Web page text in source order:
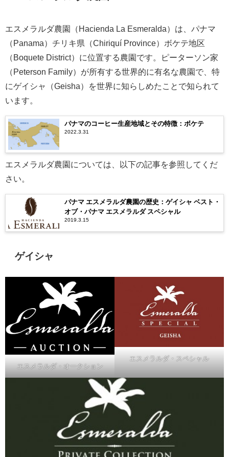
エスメラルダ農園（Hacienda La Esmeralda）は、パナマ
（Panama）チリキ県（Chiriquí Province）ボケテ地区
（Boquete District）に位置する農園です。ピーターソン家
（Peterson Family）が所有する世界的に有名な農園で、特
にゲイシャ（Geisha）を世界に知らしめたことで知られて
います。
パナマのコーヒー生産地域とその特徴：ボケテ
2022.3.31
エスメラルダ農園については、以下の記事を参照してくだ
さい。
パナマ エスメラルダ農園の歴史：ゲイシャ ベスト・
オブ・パナマ エスメラルダ スペシャル
2019.3.15
ゲイシャ
エスメラルダ・オークション
エスメラルダ・スペシャル